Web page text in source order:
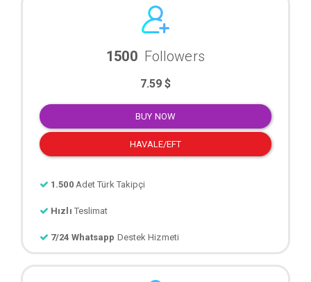
1500 Followers
7.59 $
BUY NOW
HAVALE/EFT
1.500 Adet Türk Takipçi
Hızlı Teslimat
7/24 Whatsapp Destek Hizmeti